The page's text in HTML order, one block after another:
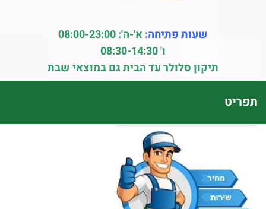
שעות פתיחה:א'-ה': 08:00-23:00
ו' 08:30-14:30
תיקון סלולר עד הבית גם במוצאי שבת
תפריט